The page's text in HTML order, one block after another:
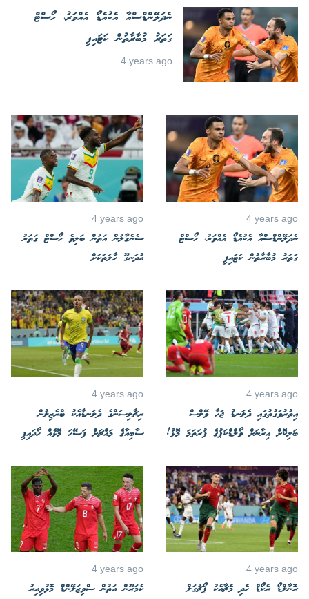
ނެދަލޭންޑްސްއާ އެކުއެޑޯ އެއްވަރު، ހޯސްޓް
ގަތަރު މުބާރާތުން ކަޓައިފި
4 years ago
4 years ago
ނެދަލޭންޑްސްއާ އެކުއެޑޯ އެއްވަރު، ހޯސްޓް
ގަތަރު މުބާރާތުން ކަޓައިފި
4 years ago
ސެނެގާލުން އަތުން ބަލިވެ ހޯސްޓް ގަތަރު
އުދަނގޫ ހާލަތަކަށް
4 years ago
އިތުރުވަގުތުގައި ދެލަނޑު ޖަހާ ވޭލްސް
ބަލިކޮށް އިރާނަށް ވޯލްޑްކަޕުގެ ފުރަތަމަ މޮޅު!
4 years ago
ރިޗާލިސަންގެ ދެލަނޑާއެކު ބްރެޒިލުން
ސާބިއާގެ މައްޗަށް ފަސޭހަ މޮޅެއް ހޯދައިފި
4 years ago
ރޮނާލްޑޯ ރެކޯޑް ހެދި މެޗާއެކު ޕޯޗުގަލް
4 years ago
ކެމަރޫން އަތުން ސްވިޒަލޭންޑް މޮޅުވިއިރު